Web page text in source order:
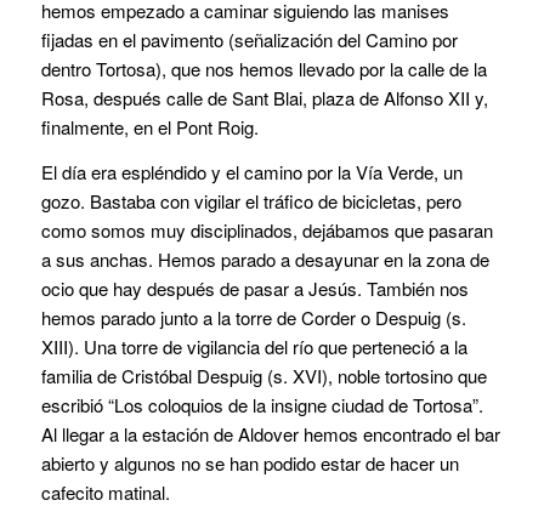
hemos empezado a caminar siguiendo las manises
fijadas en el pavimento (señalización del Camino por
dentro Tortosa), que nos hemos llevado por la calle de la
Rosa, después calle de Sant Blai, plaza de Alfonso XII y,
finalmente, en el Pont Roig.
El día era espléndido y el camino por la Vía Verde, un
gozo. Bastaba con vigilar el tráfico de bicicletas, pero
como somos muy disciplinados, dejábamos que pasaran
a sus anchas. Hemos parado a desayunar en la zona de
ocio que hay después de pasar a Jesús. También nos
hemos parado junto a la torre de Corder o Despuig (s.
XIII). Una torre de vigilancia del río que perteneció a la
familia de Cristóbal Despuig (s. XVI), noble tortosino que
escribió “Los coloquios de la insigne ciudad de Tortosa”.
Al llegar a la estación de Aldover hemos encontrado el bar
abierto y algunos no se han podido estar de hacer un
cafecito matinal.